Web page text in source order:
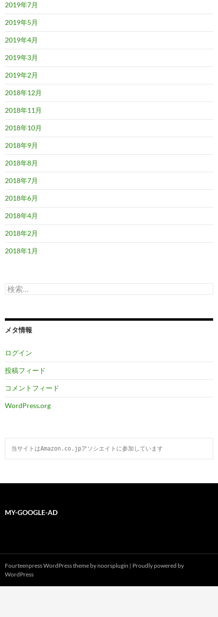
2019年7月
2019年5月
2019年4月
2019年3月
2019年2月
2018年12月
2018年11月
2018年10月
2018年9月
2018年8月
2018年7月
2018年6月
2018年4月
2018年2月
2018年1月
検
索:
メタ情報
ログイン
投稿フィード
コメントフィード
WordPress.org
当サイトはAmazon.co.jpアソシエイトに参加しています
MY-GOOGLE-AD
Fourteenpress WordPress theme by noorsplugin | Proudly powered by
WordPress